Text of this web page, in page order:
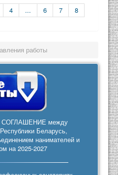
4 ... 6 7
8
работы
между
Беларусь,
нанимателей и
на 2025-2027